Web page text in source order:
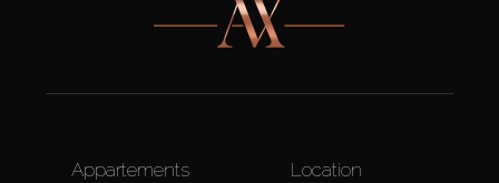
Appartements
Location